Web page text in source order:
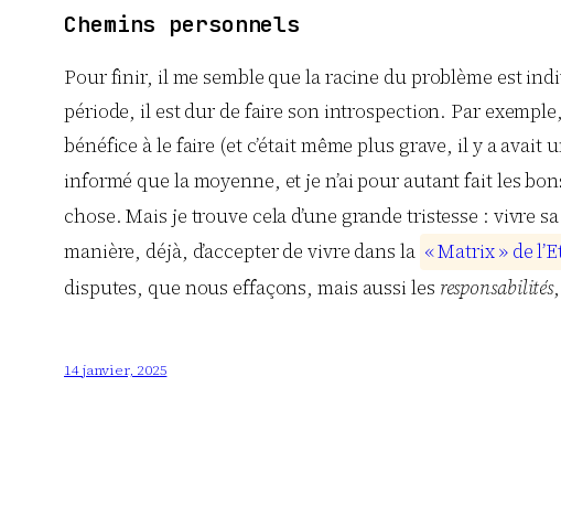
Chemins personnels
Pour finir, il me semble que la racine du problème est
période, il est dur de faire son introspection. Par
bénéfice à le faire (et c’était même plus grave, il y a avait
informé que la moyenne, et je n’ai pour autant fait les
chose. Mais je trouve cela d’une grande tristesse : vivre
manière, déjà, d’accepter de vivre dans la «Matrix» del’E
disputes, que nous effaçons, mais aussi les responsabilités,
14 janvier, 2025